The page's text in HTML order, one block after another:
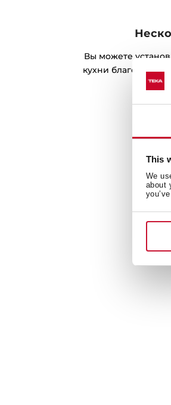
This
We
about
Вы можете
кухни благодаря